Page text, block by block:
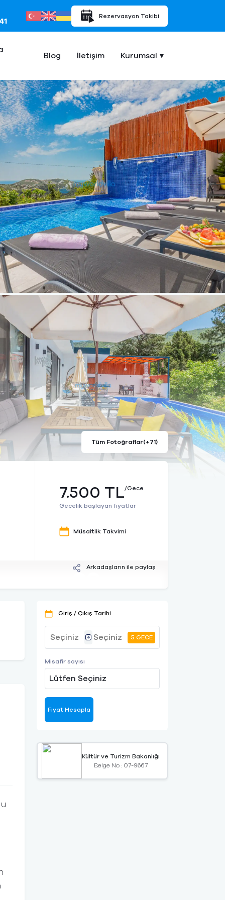
Rezervasyon Takibi
Blog İletişim Kurumsal
Tüm Fotoğraflar(+71)
7.500 TL/Gece
Gecelik başlayan fiyatlar
Müsaitlik Takvimi
Arkadaşların ile paylaş
Giriş / Çıkış Tarihi
5 GECE
Misafir sayısı
Lütfen Seçiniz
Fiyat Hesapla
Kültür ve Turizm Bakanlığı
Belge No : 07-9667